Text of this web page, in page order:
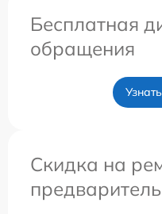
Бесплатная
обращения
Скидка на